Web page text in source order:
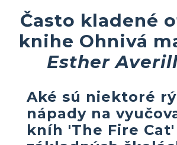
Často kladené
knihe Ohnivá
Esther
Aké sú niektoré
nápady na
kníh 'The Fire